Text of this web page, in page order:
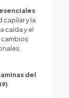
capilar y la
caída y el
del